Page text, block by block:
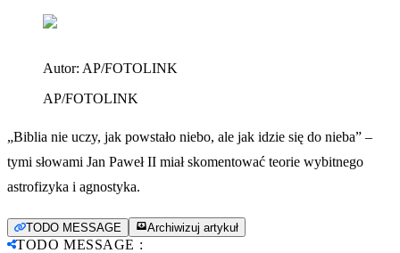
Autor: AP/FOTOLINK
AP/FOTOLINK
„Biblia nie uczy, jak powstało niebo, ale jak idzie się do nieba” –
tymi słowami Jan Paweł II miał skomentować teorie wybitnego
astrofizyka i agnostyka.
TODO MESSAGE Archiwizuj artykuł
TODO MESSAGE :